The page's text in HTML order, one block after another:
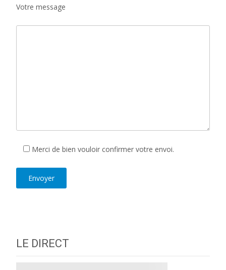
Votre message
Merci de bien vouloir confirmer votre envoi.
LE DIRECT